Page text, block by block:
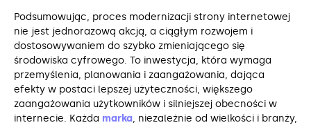
Podsumowując, proces modernizacji strony internetowej
nie jest jednorazową akcją, a ciągłym rozwojem i
dostosowywaniem do szybko zmieniającego się
środowiska cyfrowego. To inwestycja, która wymaga
przemyślenia, planowania i zaangażowania, dająca
efekty w postaci lepszej użyteczności, większego
zaangażowania użytkowników i silniejszej obecności w
internecie. Każda marka, niezależnie od wielkości i branży,